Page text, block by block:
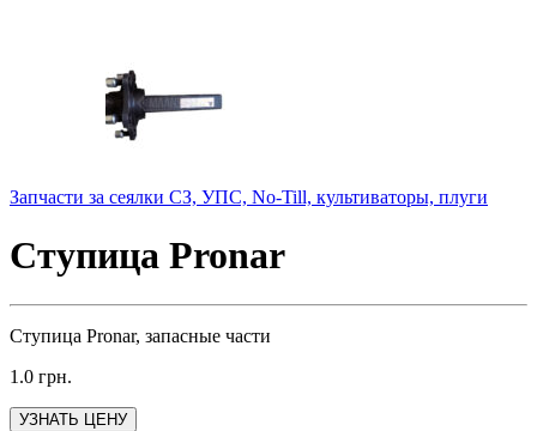
Запчасти за сеялки СЗ, УПС, No-Till, культиваторы, плуги
Ступица Pronar
Ступица Pronar, запасные части
1.0 грн.
УЗНАТЬ ЦЕНУ